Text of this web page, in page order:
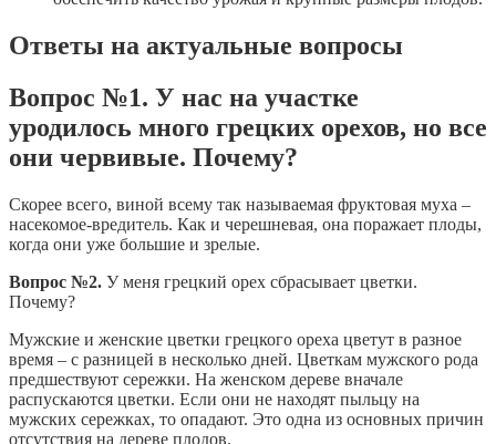
Ответы на актуальные вопросы
Вопрос №1. У нас на участке
уродилось много грецких орехов, но все
они червивые. Почему?
Скорее всего, виной всему так называемая фруктовая муха –
насекомое-вредитель. Как и черешневая, она поражает плоды,
когда они уже большие и зрелые.
Вопрос №2. У меня грецкий орех сбрасывает цветки.
Почему?
Мужские и женские цветки грецкого ореха цветут в разное
время – с разницей в несколько дней. Цветкам мужского рода
предшествуют сережки. На женском дереве вначале
распускаются цветки. Если они не находят пыльцу на
мужских сережках, то опадают. Это одна из основных причин
отсутствия на дереве плодов.